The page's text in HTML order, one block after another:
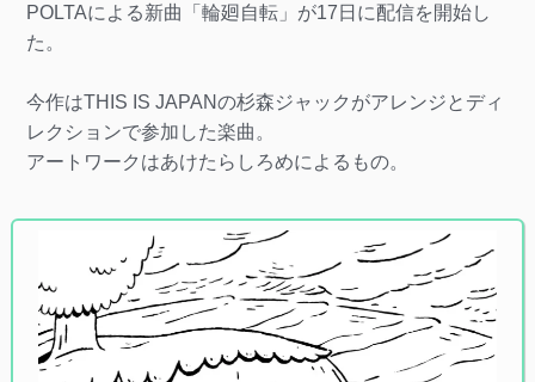
POLTAによる新曲「輪廻自転」が17日に配信を開始し
た。
今作はTHIS IS JAPANの杉森ジャックがアレンジとディ
レクションで参加した楽曲。
アートワークはあけたらしろめによるもの。